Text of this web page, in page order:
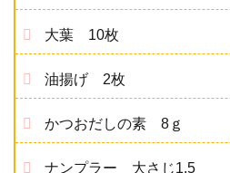
大葉 10枚
油揚げ 2枚
かつおだしの素 8ｇ
ナンプラー 大さじ1.5